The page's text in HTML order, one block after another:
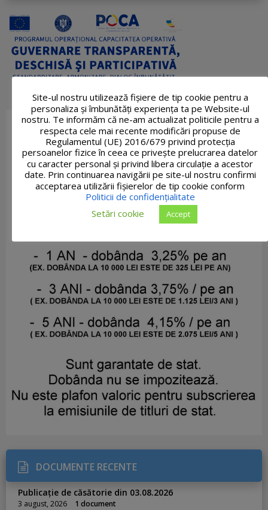
DOCUMENTE RECENTE
Publicație de căsătorie din 03.08.2026
3 august, 2026 1 document
Site-ul nostru utilizează fişiere de tip cookie pentru a
personaliza și îmbunătăți experiența ta pe Website-ul
nostru. Te informăm că ne-am actualizat politicile pentru a
respecta cele mai recente modificări propuse de
Regulamentul (UE) 2016/679 privind protecția
persoanelor fizice în ceea ce privește prelucrarea datelor
cu caracter personal și privind libera circulație a acestor
date. Prin continuarea navigării pe site-ul nostru confirmi
acceptarea utilizării fişierelor de tip cookie conform
Politicii de confidențialitate
Setări cookie
Accept